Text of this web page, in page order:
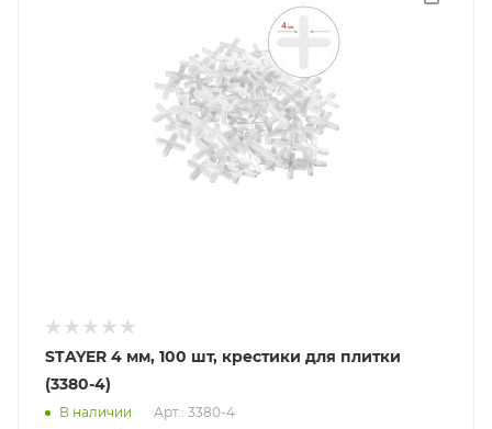
STAYER 4 мм, 100 шт, крестики для плитки
(3380-4)
В наличии Арт.: 3380-4